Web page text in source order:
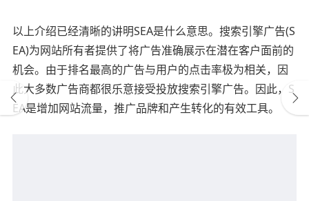
以上介绍已经清晰的讲明SEA是什么意思。搜索引擎广告(S
EA)为网站所有者提供了将广告准确展示在潜在客户面前的
机会。由于排名最高的广告与用户的点击率极为相关，因
此大多数广告商都很乐意接受投放搜索引擎广告。因此，S
EA是增加网站流量，推广品牌和产生转化的有效工具。